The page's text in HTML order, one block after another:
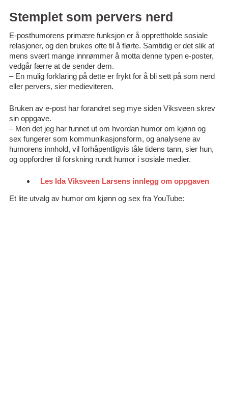
Stemplet som pervers nerd
E-posthumorens primære funksjon er å opprettholde sosiale
relasjoner, og den brukes ofte til å flørte. Samtidig er det slik at
mens svært mange innrømmer å motta denne typen e-poster,
vedgår færre at de sender dem.
– En mulig forklaring på dette er frykt for å bli sett på som nerd
eller pervers, sier medieviteren.
Bruken av e-post har forandret seg mye siden Viksveen skrev
sin oppgave.
– Men det jeg har funnet ut om hvordan humor om kjønn og
sex fungerer som kommunikasjonsform, og analysene av
humorens innhold, vil forhåpentligvis tåle tidens tann, sier hun,
og oppfordrer til forskning rundt humor i sosiale medier.
Les Ida Viksveen Larsens innlegg om oppgaven
Et lite utvalg av humor om kjønn og sex fra YouTube: